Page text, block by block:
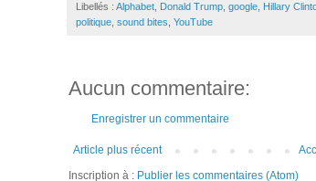
Libellés : Alphabet Donald Trump google Hillary
politique sound bites YouTube
Aucun commentaire:
Enregistrer un commentaire
Article plus récent
Inscription à : Publier les commentaires (Atom)